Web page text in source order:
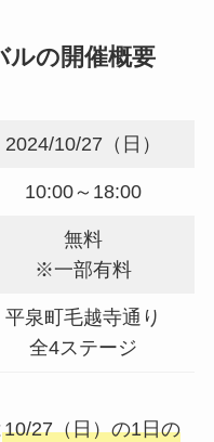
ルの開催概要
2024/10/27（日）
10:00～18:00
無料
※一部有料
平泉町毛越寺通り
全4ステージ
10/27（日）の1日の